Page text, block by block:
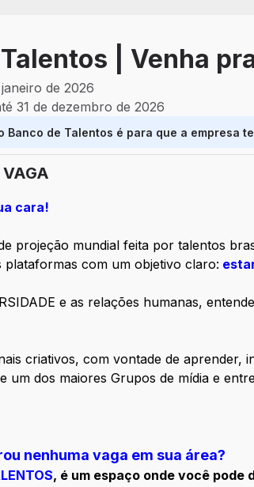
| Venha
de 2026
31 de dezembro de 2026
Banco de Talentos é para que a empresa
VAGA
cara!
projeção mundial feita por talentos
plataformas com um objetivo claro:
e as relações humanas,
criativos, com vontade de aprender,
um dos maiores Grupos de mídia e
nenhuma vaga em sua área?
, é um espaço onde você